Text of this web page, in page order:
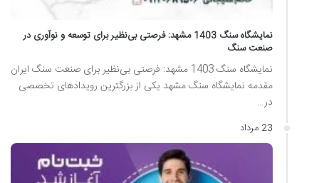
نمایشگاه سنگ 1403 مشهد: فرصتی بی‌نظیر برای توسعه و نوآوری در
صنعت سنگ
نمایشگاه سنگ 1403 مشهد: فرصتی بی‌نظیر برای صنعت سنگ ایران
مقدمه نمایشگاه سنگ مشهد یکی از بزرگترین رویدادهای تخصصی
در…
23 مرداد